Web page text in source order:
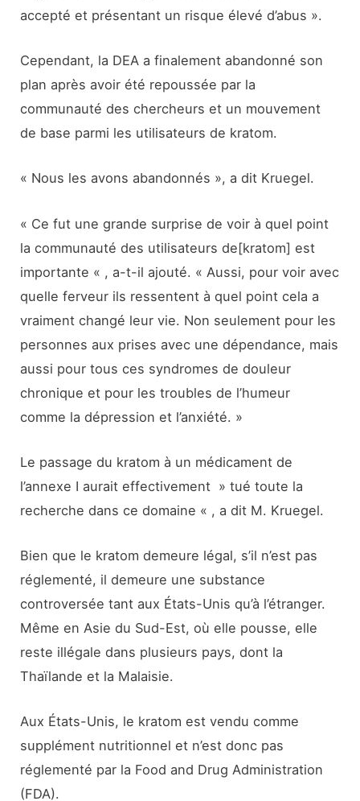
accepté et présentant un risque élevé d’abus ».
Cependant, la DEA a finalement abandonné son
plan après avoir été repoussée par la
communauté des chercheurs et un mouvement
de base parmi les utilisateurs de kratom.
« Nous les avons abandonnés », a dit Kruegel.
« Ce fut une grande surprise de voir à quel point
la communauté des utilisateurs de[kratom] est
importante « , a-t-il ajouté. « Aussi, pour voir avec
quelle ferveur ils ressentent à quel point cela a
vraiment changé leur vie. Non seulement pour les
personnes aux prises avec une dépendance, mais
aussi pour tous ces syndromes de douleur
chronique et pour les troubles de l’humeur
comme la dépression et l’anxiété. »
Le passage du kratom à un médicament de
l’annexe I aurait effectivement » tué toute la
recherche dans ce domaine « , a dit M. Kruegel.
Bien que le kratom demeure légal, s’il n’est pas
réglementé, il demeure une substance
controversée tant aux États-Unis qu’à l’étranger.
Même en Asie du Sud-Est, où elle pousse, elle
reste illégale dans plusieurs pays, dont la
Thaïlande et la Malaisie.
Aux États-Unis, le kratom est vendu comme
supplément nutritionnel et n’est donc pas
réglementé par la Food and Drug Administration
(FDA).